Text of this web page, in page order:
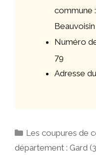
commune
Beauvoisin
Numéro
79
Adresse
Catégories
Les coupures de
département : Gard